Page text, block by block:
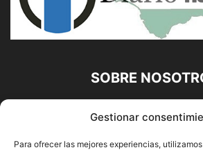
Gestionar
Para ofrecer las mejores experiencias,
SOBRE
Diario Alhaurín
Francisco E. López López | 639 95
Alhaurín de la Torre, Málaga